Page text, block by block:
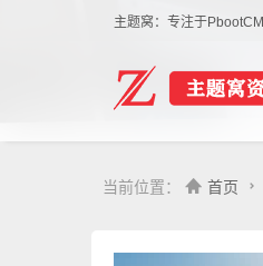
主题窝：专注于
当前位置： 首页